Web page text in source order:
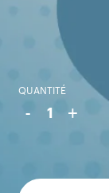
QUANTITÉ
- 1 +